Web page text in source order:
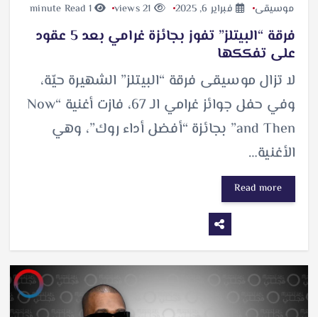
موسيقى فبراير 6, 2025 1 minute Read
فرقة “البيتلز” تفوز بجائزة غرامي بعد 5 عقود
على تفككها
لا تزال موسيقى فرقة “البيتلز” الشهيرة حيّة،
وفي حفل جوائز غرامي الـ 67، فازت أغنية “Now
and Then” بجائزة “أفضل أداء روك”، وهي
الأغنية…
Read more